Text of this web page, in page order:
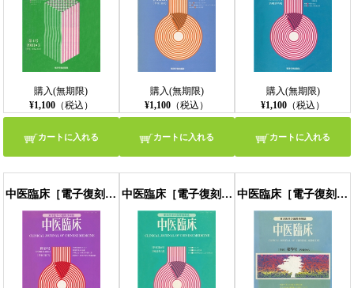
購入(無期限)
¥1,100（税込）
カートに入れる
購入(無期限)
¥1,100 （税込）
カートに入れる
購入(無期限)
¥1,100 （税込）
カートに入れる
中医臨床［電子復刻版］通巻7号 中医臨床［電子復刻版］通巻8号 中医臨床［電子復刻版］通巻9号